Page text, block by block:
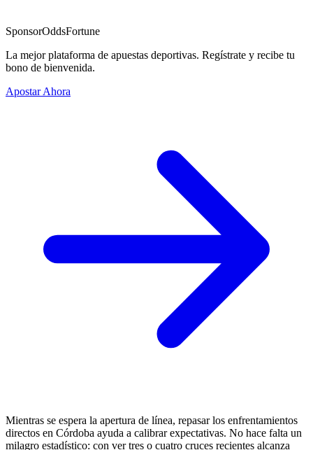
SponsorOddsFortune
La mejor plataforma de apuestas deportivas. Regístrate y recibe tu
bono de bienvenida.
Apostar Ahora
Mientras se espera la apertura de línea, repasar los enfrentamientos
directos en Córdoba ayuda a calibrar expectativas. No hace falta un
milagro estadístico: con ver tres o cuatro cruces recientes alcanza